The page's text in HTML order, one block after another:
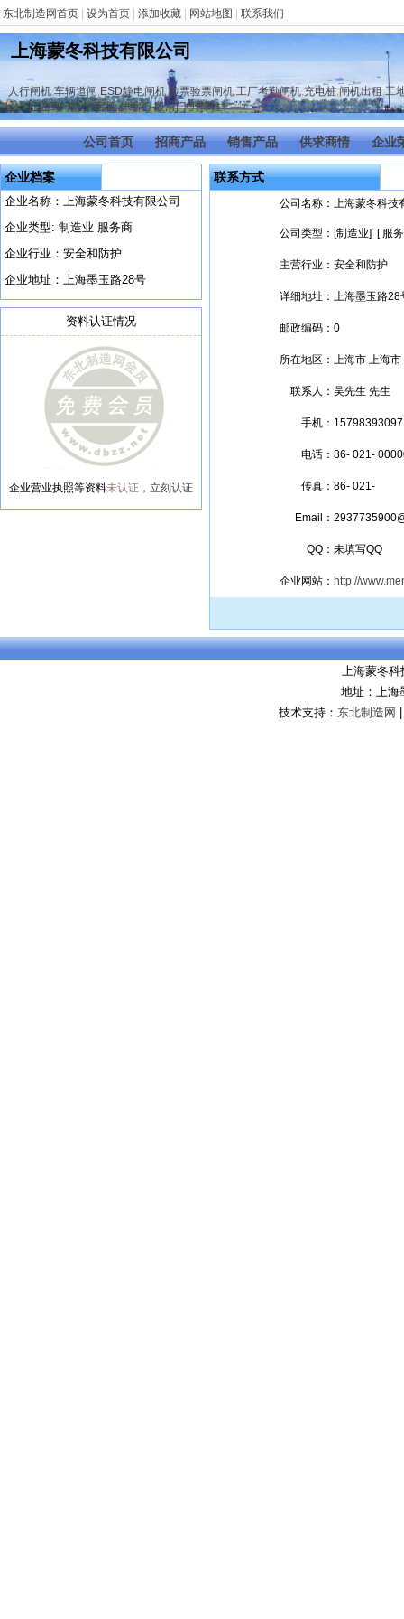
东北制造网首页 设为首页 添加收藏 网站地图 联系我们
上海蒙冬科技有限公司
人行闸机,车辆道闸 ,ESD静电闸机,检票验票闸机,工厂考勤闸机,充电桩,闸机出租,工
区人行道闸门禁,访客机,伸缩门,段滑门,升降柱
公司首页 招商产品 销售产品 供求商情 企业
企业档案
企业名称：上海蒙冬科技有限公司
企业类型: 制造业 服务商
企业行业：安全和防护
企业地址：上海墨玉路28号
资料认证情况
企业营业执照等资料未认证 ， 立刻认证
联系方式
公司名称： 上海蒙冬科技
公司类型： [制造业] [ 服
主营行业： 安全和防护
详细地址： 上海墨玉路28
邮政编码： 0
所在地区： 上海市 上海市
联系人： 吴先生 先生
手机： 15798393097
电话： 86- 021-
传真： 86- 021-
Email：
QQ： 未填写QQ
企业网站： http://
上海蒙冬科
地址：上海
技术支持： 东北制造网